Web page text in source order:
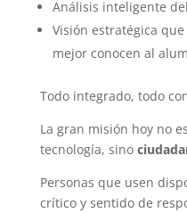
Análisis inteligente
Visión estratégica
mejor conocen al
Todo integrado, todo
La gran misión hoy no
tecnología, sino
Personas que usen
crítico y sentido de